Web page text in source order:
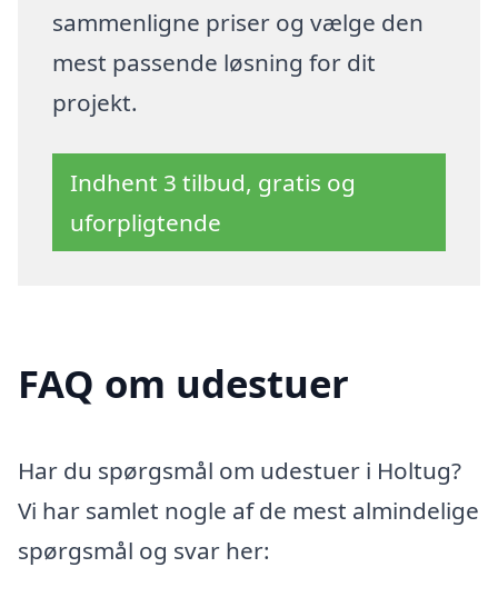
sammenligne priser og vælge den
mest passende løsning for dit
projekt.
Indhent 3 tilbud, gratis og
uforpligtende
FAQ om udestuer
Har du spørgsmål om udestuer i Holtug?
Vi har samlet nogle af de mest almindelige
spørgsmål og svar her: